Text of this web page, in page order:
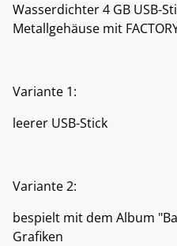
Wasserdichter 4 GB USB-
Metallgehäuse mit
Variante 1:
leerer USB-Stick
Variante 2:
bespielt mit dem Album
Grafiken